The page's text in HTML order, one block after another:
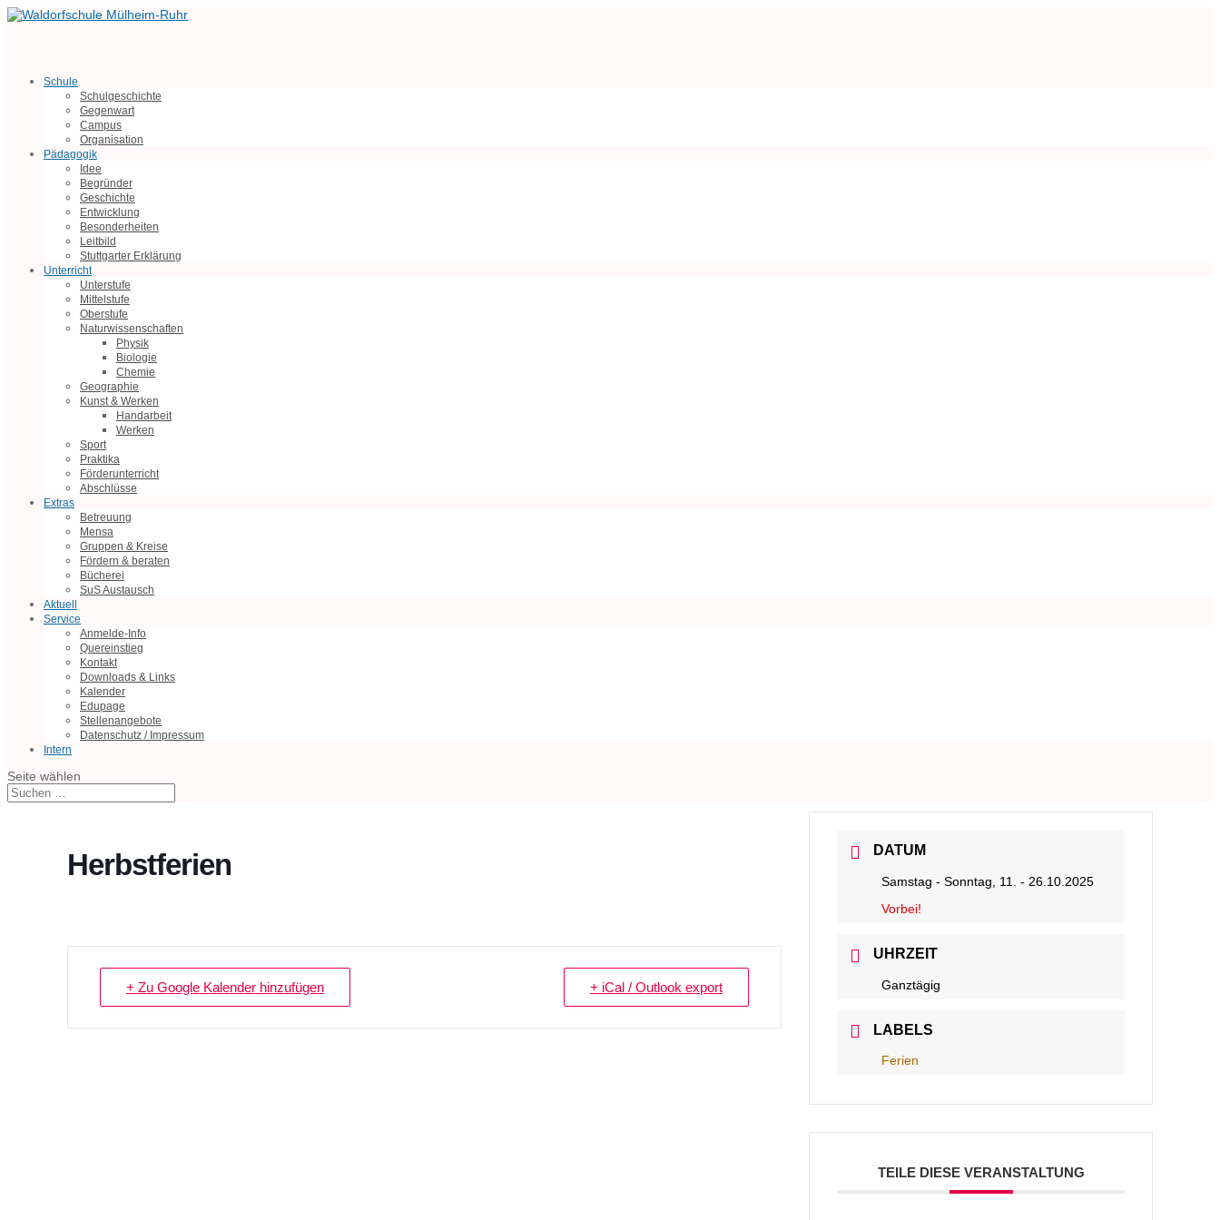
Schule
Schulgeschichte
Gegenwart
Campus
Organisation
Pädagogik
Idee
Begründer
Geschichte
Entwicklung
Besonderheiten
Leitbild
Stuttgarter Erklärung
Unterricht
Unterstufe
Mittelstufe
Oberstufe
Naturwissenschaften
Physik
Biologie
Chemie
Geographie
Kunst & Werken
Handarbeit
Werken
Sport
Praktika
Förderunterricht
Abschlüsse
Extras
Betreuung
Mensa
Gruppen & Kreise
Fördern & beraten
Bücherei
SuS Austausch
Aktuell
Service
Anmelde-Info
Quereinstieg
Kontakt
Downloads & Links
Kalender
Edupage
Stellenangebote
Datenschutz / Impressum
Intern
Seite wählen
Herbstferien
+ Zu Google Kalender hinzufügen + iCal / Outlook export
DATUM
Samstag - Sonntag, 11. - 26.10.2025
Vorbei!
UHRZEIT
Ganztägig
LABELS
Ferien
TEILE DIESE VERANSTALTUNG